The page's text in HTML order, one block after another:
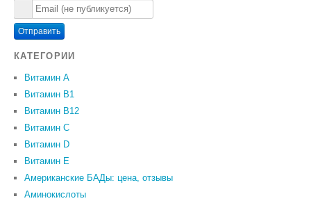
Отправить
КАТЕГОРИИ
Витамин A
Витамин B1
Витамин B12
Витамин C
Витамин D
Витамин Е
Американские БАДы: цена, отзывы
Аминокислоты